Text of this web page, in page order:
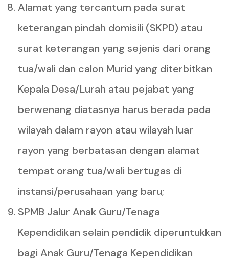
Alamat yang tercantum pada surat
keterangan pindah domisili (SKPD) atau
surat keterangan yang sejenis dari orang
tua/wali dan calon Murid yang diterbitkan
Kepala Desa/Lurah atau pejabat yang
berwenang diatasnya harus berada pada
wilayah dalam rayon atau wilayah luar
rayon yang berbatasan dengan alamat
tempat orang tua/wali bertugas di
instansi/perusahaan yang baru;
SPMB Jalur Anak Guru/Tenaga
Kependidikan selain pendidik diperuntukkan
bagi Anak Guru/Tenaga Kependidikan